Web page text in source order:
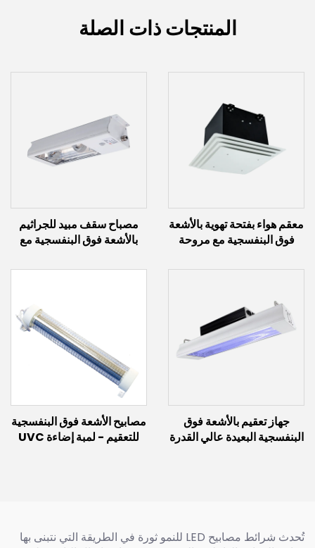
المنتجات ذات الصلة
معقم هواء بفتحة تهوية بالأشعة
فوق البنفسجية مع مروحة
مصباح سقف مبيد للجراثيم
بالأشعة فوق البنفسجية مع
300 واط)
جهاز تعقيم بالأشعة فوق
البنفسجية البعيدة عالي القدرة
مصابيح الأشعة فوق البنفسجية
للتعقيم - لمبة إضاءة UVC
تُحدث شرائط مصابيح LED للنمو ثورة في الطريقة التي نتبنى بها